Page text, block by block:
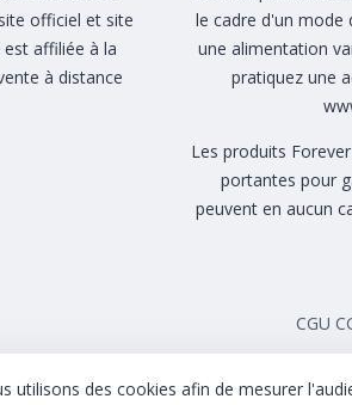
site officiel et site
est affiliée à la
à distance
le cadre d'un mode
une alimentation
pratiquez une
Les produits
portantes pour
peuvent en aucun
CGU
utilisons des cookies afin de mesurer